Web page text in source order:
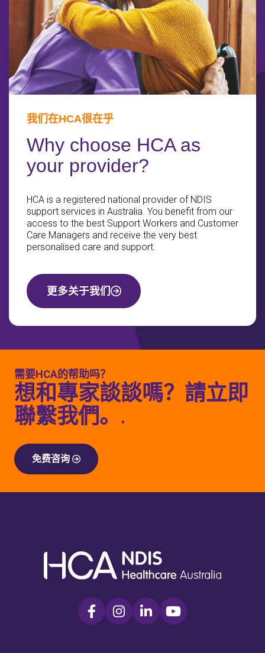
我们在HCA很在乎
Why choose HCA as
your provider?
HCA is a registered national provider of NDIS
support services in Australia. You benefit from our
access to the best Support Workers and Customer
Care Managers and receive the very best
personalised care and support.
更多关于我们
需要HCA的帮助吗？
想和專家談談嗎？請立即
聯繫我們。.
免费咨询